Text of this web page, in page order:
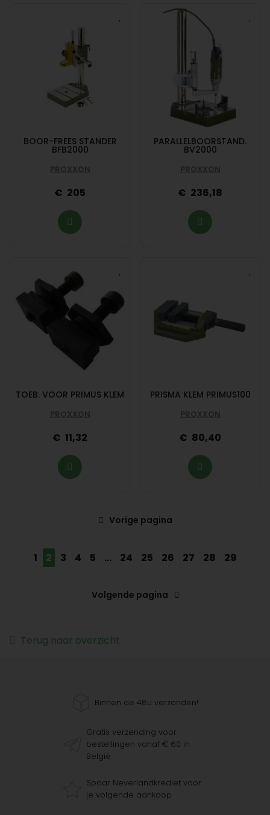
BOOR-FREES STANDER
BFB2000
PROXXON
205
PARALLELBOORSTAND.
BV2000
PROXXON
236,18
TOEB. VOOR PRIMUS KLEM
PROXXON
11,32
PRISMA KLEM PRIMUS100
PROXXON
80,40
Vorige pagina
1 2 3 4 5 ... 24 25 26 27 28 29
Volgende pagina
Terug naar overzicht
Binnen de 48u verzonden!
Gratis verzending voor
bestellingen vanaf € 60 in
België
Spaar Neverlandkrediet voor
je volgende aankoop